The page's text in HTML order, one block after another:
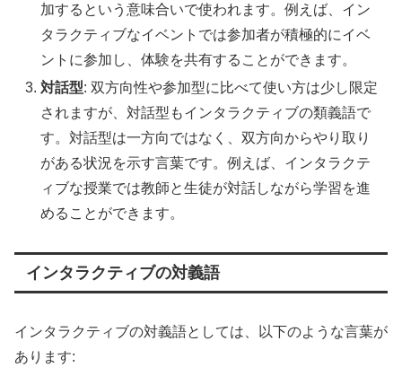
加するという意味合いで使われます。例えば、イン
タラクティブなイベントでは参加者が積極的にイベ
ントに参加し、体験を共有することができます。
対話型: 双方向性や参加型に比べて使い方は少し限定
されますが、対話型もインタラクティブの類義語で
す。対話型は一方向ではなく、双方向からやり取り
がある状況を示す言葉です。例えば、インタラクテ
ィブな授業では教師と生徒が対話しながら学習を進
めることができます。
インタラクティブの対義語
インタラクティブの対義語としては、以下のような言葉が
あります: